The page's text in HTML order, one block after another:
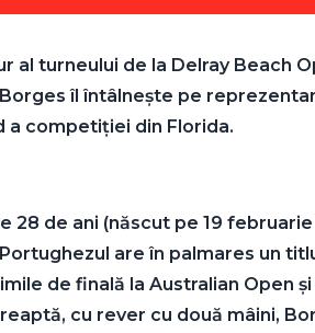
al turneului de la Delray Beach
îl întâlnește pe
a competiției din Florida.
28 de ani (născut pe 19
are în palmares un
de finală la Australian Open
cu rever cu două mâini,